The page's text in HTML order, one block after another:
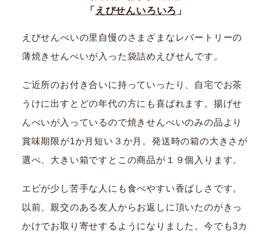
「 えびせんいろいろ 」
えびせんべいの里自慢のさまざまなレパートリーの
薄焼きせんべいが入った袋詰めえびせんです。
ご近所のお付き合いに持っていったり、自宅でお茶
うけに出すとどの年代の方にも喜ばれます。揚げせ
んべいが入っているので焼きせんべいのみの品より
賞味期限が1か月短い３か月。発送時の箱の大きさが
選べ、大きい箱ですとこの商品が１９個入ります。
エビが少し苦手な人にも食べやすい香ばしさです。
以前、親交のある友人からお返しに頂いたのがきっ
かけでお取り寄せするようになりました。今でも3カ